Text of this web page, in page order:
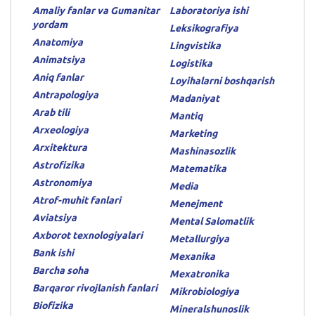
Amaliy fanlar va Gumanitar
yordam
Anatomiya
Animatsiya
Aniq fanlar
Antrapologiya
Arab tili
Arxeologiya
Arxitektura
Astrofizika
Astronomiya
Atrof-muhit fanlari
Aviatsiya
Axborot texnologiyalari
Bank ishi
Barcha soha
Barqaror rivojlanish fanlari
Biofizika
Laboratoriya ishi
Leksikografiya
Lingvistika
Logistika
Loyihalarni boshqarish
Madaniyat
Mantiq
Marketing
Mashinasozlik
Matematika
Media
Menejment
Mental Salomatlik
Metallurgiya
Mexanika
Mexatronika
Mikrobiologiya
Mineralshunoslik